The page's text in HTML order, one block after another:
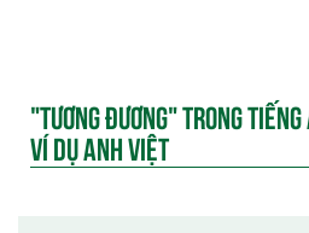
"TƯƠNG ĐƯƠNG" TRONG
VÍ DỤ ANH VIỆT